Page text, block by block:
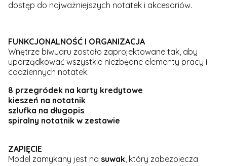
dostęp do najważniejszych notatek i akcesoriów.
FUNKCJONALNOŚĆ I ORGANIZACJA
Wnętrze biwuaru zostało zaprojektowane tak, aby
uporządkować wszystkie niezbędne elementy pracy i
codziennych notatek.
8 przegródek na karty kredytowe
kieszeń na notatnik
szlufka na długopis
spiralny notatnik w zestawie
ZAPIĘCIE
Model zamykany jest na suwak, który zabezpiecza